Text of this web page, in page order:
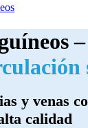
–
y venas
calidad